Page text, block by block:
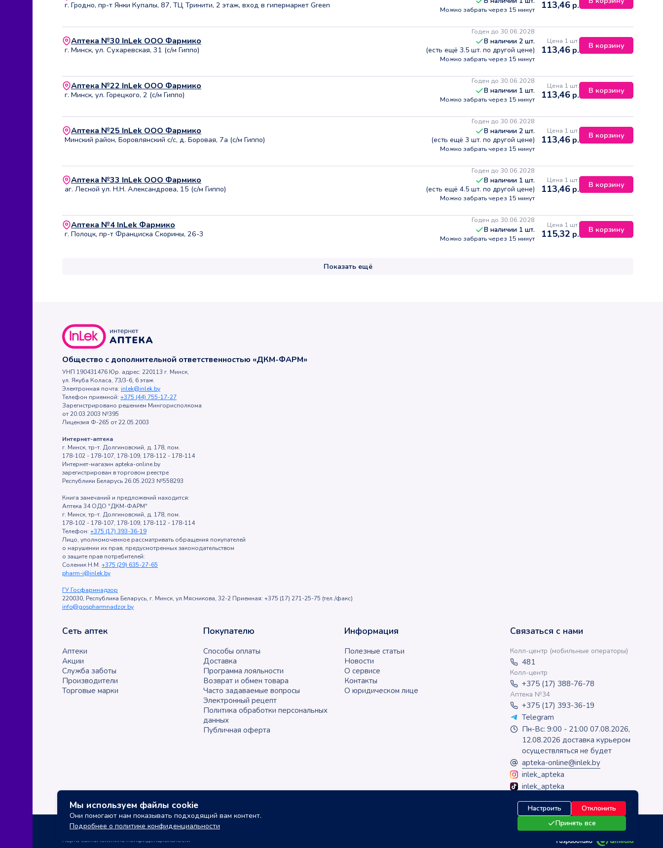
г. Гродно, пр-т Янки Купалы, 87, ТЦ Тринити, 2 этаж, вход в гипермаркет Green Можно забрать через 15 минут 113,46 р.
Аптека №30 InLek ООО Фармико
г. Минск, ул. Сухаревская, 31 (с/м Гиппо)
Годен до 30.06.2028
В наличии 2 шт.
(есть ещё 3.5 шт. по другой цене)
Можно забрать через 15 минут
Цена 1 шт.
113,46 р. В корзину
Аптека №22 InLek ООО Фармико
г. Минск, ул. Горецкого, 2 (с/м Гиппо)
Годен до 30.06.2028
В наличии 1 шт.
Можно забрать через 15 минут
Цена 1 шт.
113,46 р. В корзину
Аптека №25 InLek ООО Фармико
Минский район, Боровлянский с/с, д. Боровая, 7а (с/м Гиппо)
Годен до 30.06.2028
В наличии 2 шт.
(есть ещё 3 шт. по другой цене)
Можно забрать через 15 минут
Цена 1 шт.
113,46 р. В корзину
Аптека №33 InLek ООО Фармико
аг. Лесной ул. Н.Н. Александрова, 15 (с/м Гиппо)
Годен до 30.06.2028
В наличии 1 шт.
(есть ещё 4.5 шт. по другой цене)
Можно забрать через 15 минут
Цена 1 шт.
113,46 р. В корзину
Аптека №4 InLek Фармико
г. Полоцк, пр-т Франциска Скорины, 26-3
Годен до 30.06.2028
В наличии 1 шт.
Можно забрать через 15 минут
Цена 1 шт.
115,32 р. В корзину
Показать ещё
Мы используем файлы cookie
Они помогают нам показывать подходящий вам контент.
Подробнее о политике конфиденциальности
Настроить
Отклонить
Принять все
Общество с дополнительной ответственностью «ДКМ-ФАРМ»
УНП 190431476 Юр. адрес: 220113 г. Минск,
ул. Якуба Коласа, 73/3-6, 6 этаж
Электронная почта: inlek@inlek.by
Телефон приемной: +375 (44) 755-17-27
Зарегистрировано решением Мингорисполкома
от 20.03.2003 №395
Лицензия Ф-265 от 22.05.2003
Интернет-аптека
г. Минск, тр-т. Долгиновский, д. 178, пом.
178-102 - 178-107, 178-109, 178-112 - 178-114
Интернет-магазин apteka-online.by
зарегистрирован в торговом реестре
Республики Беларусь 26.05.2023 №558293
Книга замечаний и предложений находится:
Аптека 34 ОДО "ДКМ-ФАРМ"
г. Минск, тр-т. Долгиновский, д. 178, пом.
178-102 - 178-107, 178-109, 178-112 - 178-114
Телефон: +375 (17) 393-36-19
Лицо, уполномоченное рассматривать обращения покупателей
о нарушении их прав, предусмотренных законодательством
о защите прав потребителей:
Соленик Н.М. +375 (29) 635-27-65
pharm-i@inlek.by
ГУ Госфармнадзор
220030, Республика Беларусь, г. Минск, ул.Мясникова, 32-2 Приемная: +375 (17) 271-25-75 (тел./факс)
info@gospharmnadzor.by
Сеть аптек
Аптеки
Акции
Служба заботы
Производители
Торговые марки
Покупателю
Способы оплаты
Доставка
Программа лояльности
Возврат и обмен товара
Часто задаваемые вопросы
Электронный рецепт
Политика обработки персональных
данных
Публичная оферта
Информация
Полезные статьи
Новости
О сервисе
Контакты
О юридическом лице
Связаться с нами
Колл-центр (мобильные операторы)
481
Колл-центр
+375 (17) 388-76-78
Аптека №34
+375 (17) 393-36-19
Telegram
Пн-Вс: 9:00 - 21:00 07.08.2026,
12.08.2026 доставка курьером
осуществляться не будет
apteka-online@inlek.by
inlek_apteka
inlek_apteka
Карта сайтаПолитика конфиденциальности